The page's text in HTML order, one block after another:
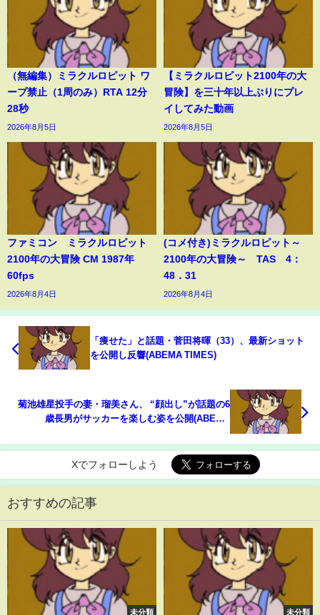
（無編集）ミラクルロピット ワ
ープ禁止（1周のみ）RTA 12分
28秒
2026年8月5日
【ミラクルロピット2100年の大
冒険】を三十年以上ぶりにプレ
イしてみた動画
2026年8月5日
ファミコン ミラクルロピット
2100年の大冒険 CM 1987年
60fps
2026年8月4日
(コメ付き)ミラクルロピット～
2100年の大冒険～ TAS 4：
48．31
2026年8月4日
「痩せた」と話題・菅田将暉（33）、最新ショット
を公開し反響(ABEMA TIMES)
菊池雄星投手の妻・瑠美さん、 “顔出し”が話題の6
歳長男がサッカーを楽しむ姿を公開(ABEMA
Xでフォローしよう
おすすめの記事
未分類 未分類